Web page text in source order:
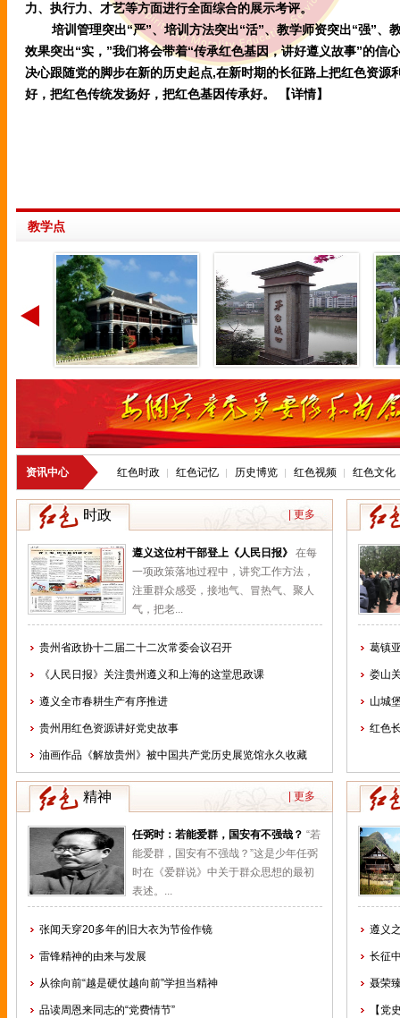
力、执行力、才艺等方面进行全面综合的展示考评。
培训管理突出“严”、培训方法突出“活”、教学师资突出“强”、
效果突出“实，”我们将会带着“传承红色基因，讲好遵义故事”的信
决心跟随党的脚步在新的历史起点,在新时期的长征路上把红色资源
好，把红色传统发扬好，把红色基因传承好。
【详情】
教学点
资讯中心 红色时政 红色记忆 历史博览 红色视频 红色文化
时政 | 更多
遵义这位村干部登上《人民日报》
在每
一项政策落地过程中，讲究工作方法，
注重群众感受，接地气、冒热气、聚人
气，把老...
贵州省政协十二届二十二次常委会议召开
《人民日报》关注贵州遵义和上海的这堂思政课
遵义全市春耕生产有序推进
贵州用红色资源讲好党史故事
油画作品《解放贵州》被中国共产党历史展览馆永久收藏
葛镇
娄山
山城
红色
精神 | 更多
任弼时：若能爱群，国安有不强哉？ “若
能爱群，国安有不强哉？”这是少年任弼
时在《爱群说》中关于群众思想的最初
表述。...
张闻天穿20多年的旧大衣为节俭作镜
雷锋精神的由来与发展
从徐向前“越是硬仗越向前”学担当精神
品读周恩来同志的“党费情节”
遵义
长征
聂荣
【党